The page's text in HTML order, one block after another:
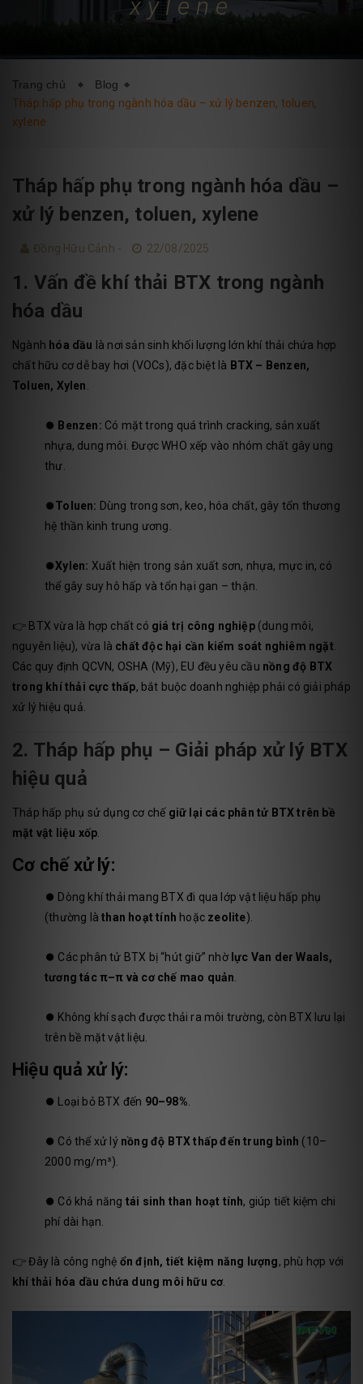
BLOG LIÊN HỆ
xylene
Trang chủ
Blog
Tháp hấp phụ trong ngành hóa dầu – xử lý benzen, toluen,
xylene
Tháp hấp phụ trong ngành hóa dầu –
xử lý benzen, toluen, xylene
Đồng Hữu Cảnh - 22/08/2025
1. Vấn đề khí thải BTX trong ngành
hóa dầu
Ngành hóa dầu là nơi sản sinh khối lượng lớn khí thải chứa hợp
chất hữu cơ dễ bay hơi (VOCs), đặc biệt là BTX – Benzen,
Toluen, Xylen.
⏺️ Benzen: Có mặt trong quá trình cracking, sản xuất
nhựa, dung môi. Được WHO xếp vào nhóm chất gây ung
thư.
⏺️Toluen: Dùng trong sơn, keo, hóa chất, gây tổn thương
hệ thần kinh trung ương.
⏺️Xylen: Xuất hiện trong sản xuất sơn, nhựa, mực in, có
thể gây suy hô hấp và tổn hại gan – thận.
👉 BTX vừa là hợp chất có giá trị công nghiệp(dung môi,
nguyên liệu), vừa là chất độc hại cần kiểm soát nghiêm ngặt.
Các quy định QCVN, OSHA (Mỹ), EU đều yêu cầu nồng độ BTX
trong khí thải cực thấp, bắt buộc doanh nghiệp phải có giải pháp
xử lý hiệu quả.
2. Tháp hấp phụ – Giải pháp xử lý BTX
hiệu quả
Tháp hấp phụ sử dụng cơ chế giữ lại các phân tử BTX trên bề
mặt vật liệu xốp.
Cơ chế xử lý:
⏺️ Dòng khí thải mang BTX đi qua lớp vật liệu hấp phụ
(thường làthan hoạt tính hoặc zeolite).
⏺️ Các phân tử BTX bị “hút giữ” nhờ lực Van der Waals,
tương tác π–π và cơ chế mao quản.
⏺️ Không khí sạch được thải ra môi trường, còn BTX lưu lại
trên bề mặt vật liệu.
Hiệu quả xử lý:
⏺️ Loại bỏ BTX đến 90–98%.
⏺️ Có thể xử lý nồng độ BTX thấp đến trung bình (10–
2000 mg/m³).
⏺️ Có khả năng tái sinh than hoạt tính, giúp tiết kiệm chi
phí dài hạn.
👉 Đây là công nghệ ổn định, tiết kiệm năng lượng, phù hợp với
khí thải hóa dầu chứa dung môi hữu cơ.